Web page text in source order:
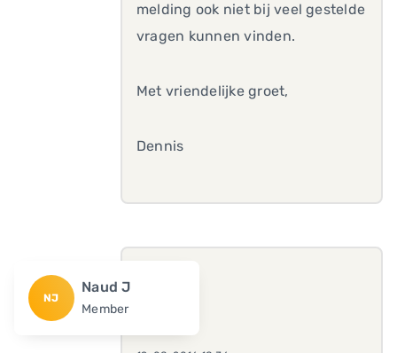
melding ook niet bij veel gestelde
vragen kunnen vinden.
Met vriendelijke groet,
Dennis
NJ
Naud J
Member